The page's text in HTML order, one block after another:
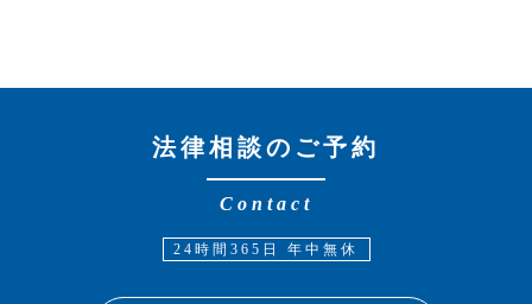
法律相談のご予約
Contact
24時間365日 年中無休